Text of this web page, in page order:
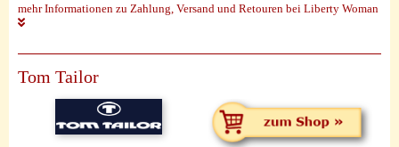
mehr Informationen zu Zahlung, Versand und Retouren bei Liberty Woman
Tom Tailor